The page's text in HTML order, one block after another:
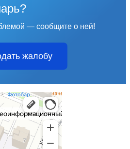
— сообщите о ней!
жалобу